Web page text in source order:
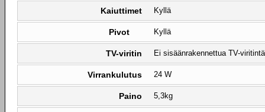
Kaiuttimet Kyllä
Pivot Kyllä
TV-viritin Ei sisäänrakennettua TV-viritintä
Virrankulutus 24 W
Paino 5,3kg